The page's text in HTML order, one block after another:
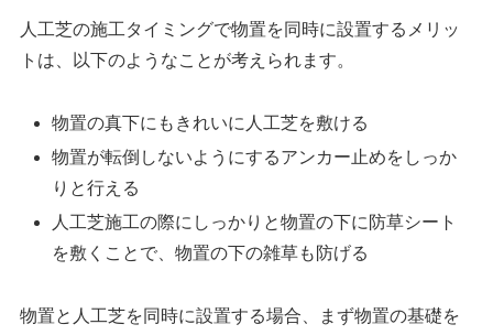
人工芝の施工タイミングで物置を同時に設置するメリッ
トは、以下のようなことが考えられます。
物置の真下にもきれいに人工芝を敷ける
物置が転倒しないようにするアンカー止めをしっか
りと行える
人工芝施工の際にしっかりと物置の下に防草シート
を敷くことで、物置の下の雑草も防げる
物置と人工芝を同時に設置する場合、まず物置の基礎を